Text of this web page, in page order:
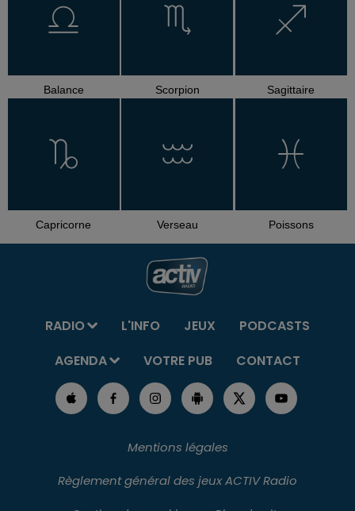
Balance Scorpion Sagittaire
Capricorne Verseau Poissons
RADIO L'INFO JEUX
PODCASTS
AGENDA
VOTRE PUB CONTACT
Mentions légales
Règlement général des jeux ACTIV Radio